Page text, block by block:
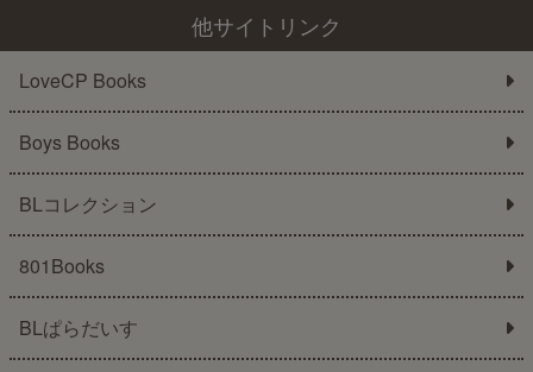
他サイトリンク
LoveCP Books
Boys Books
BLコレクション
801Books
BLぱらだいす